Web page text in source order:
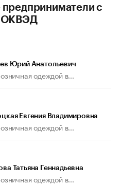
предприниматели с
ОКВЭД
Юрий Анатольевич
одеждой в...
Евгения Владимировна
одеждой в...
Татьяна Геннадьевна
одеждой в...